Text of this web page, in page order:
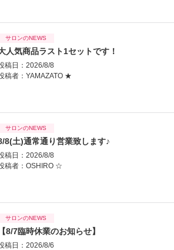
サロンのNEWS
人気商品ラスト1セットです！
稿日：2026/8/8
稿者： YAMAZATO ★
サロンのNEWS
8(土)通常通り営業致します♪
稿日：2026/8/8
稿者： OSHIRO ☆
サロンのNEWS
【8/7臨時休業のお知らせ】
稿日：2026/8/6